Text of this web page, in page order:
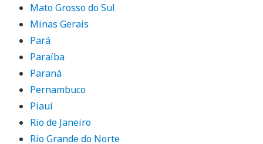
Mato Grosso do Sul
Minas Gerais
Pará
Paraíba
Paraná
Pernambuco
Piauí
Rio de Janeiro
Rio Grande do Norte